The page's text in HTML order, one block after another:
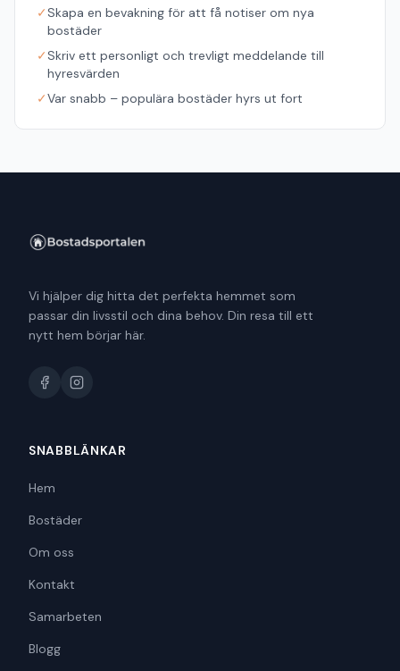
✓Skapa en bevakning för att få notiser om nya
bostäder
✓Skriv ett personligt och trevligt meddelande till
hyresvärden
✓Var snabb – populära bostäder hyrs ut fort
Vi hjälper dig hitta det perfekta hemmet som
passar din livsstil och dina behov. Din resa till ett
nytt hem börjar här.
SNABBLÄNKAR
Hem
Bostäder
Om oss
Kontakt
Samarbeten
Blogg